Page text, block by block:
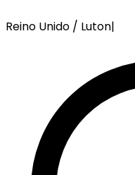
Reino Unido / Luton|